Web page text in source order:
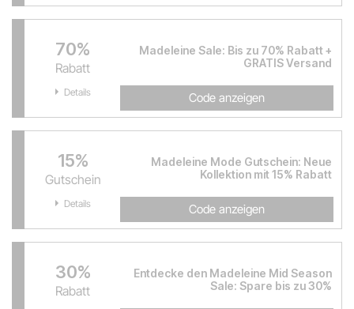
70%
Rabatt
Madeleine Sale: Bis zu 70% Rabatt +
GRATIS Versand
Details Code anzeigen
15%
Gutschein
Madeleine Mode Gutschein: Neue
Kollektion mit 15% Rabatt
Details Code anzeigen
30%
Rabatt
Entdecke den Madeleine Mid Season
Sale: Spare bis zu 30%